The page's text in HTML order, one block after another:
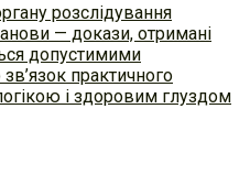
розслідування
— докази, отримані
допустимими
практичного
і здоровим глуздом